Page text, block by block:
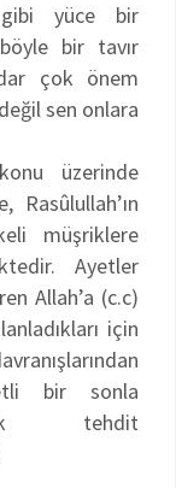
yüce bir
bir tavır
çok önem
sen onlara
üzerinde
müşriklere
Ayetler
Allah’a (c.c)
için
bir sonla
tehdit